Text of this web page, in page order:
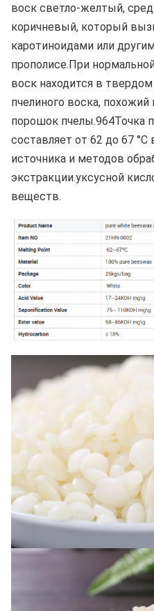
воск светло-желтый,
коричневый, который
каротиноидами или
прополисе.При
воск находится в
пчелиного воска,
порошок пчелы.964Точка
составляет от 62 до 67
источника и методов
экстракции.уксусной
веществ.